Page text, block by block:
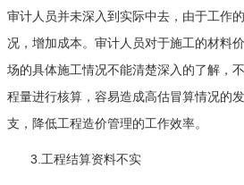
审计人员并未深入到实际中去，由于工作
况，增加成本。审计人员对于施工的材料
场的具体施工情况不能清楚深入的了解，
程量进行核算，容易造成高估冒算情况的
支，降低工程造价管理的工作效率。
3.工程结算资料不实